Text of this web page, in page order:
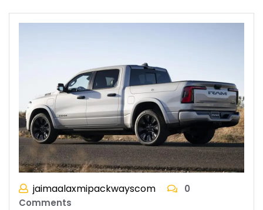
jaimaalaxmipackwayscom
0
Comments